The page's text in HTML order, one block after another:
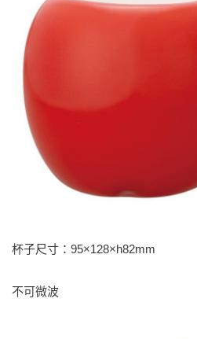
杯子尺寸：95×128×h82mm
不可微波